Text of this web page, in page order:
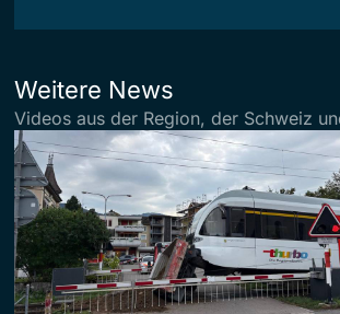
Weitere News
Videos aus der Region, der Schweiz